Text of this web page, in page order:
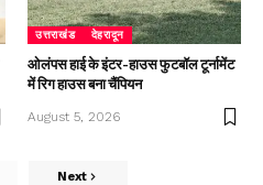
उत्तराखंड देहरादून
ओलंपस हाई के इंटर-हाउस फुटबॉल टूर्नामेंट
में रिग हाउस बना चैंपियन
August 5, 2026
Next